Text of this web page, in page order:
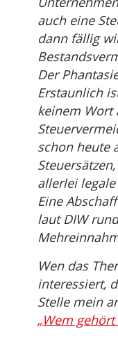
auch eine
dann fällig
Der
Erstaunlich
keinem Wort
schon heute
allerlei
Eine
laut DIW
Wen das
interessiert,
Stelle mein
„Wem